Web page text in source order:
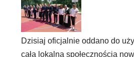
Dzisiaj oficjalnie oddano do
całą lokalną społecznością